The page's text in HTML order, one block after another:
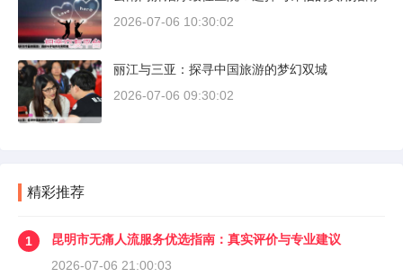
2026-07-06 10:30:02
丽江与三亚：探寻中国旅游的梦幻双城
2026-07-06 09:30:02
精彩推荐
1
昆明市无痛人流服务优选指南：真实评价与专业建议
2026-07-06 21:00:03